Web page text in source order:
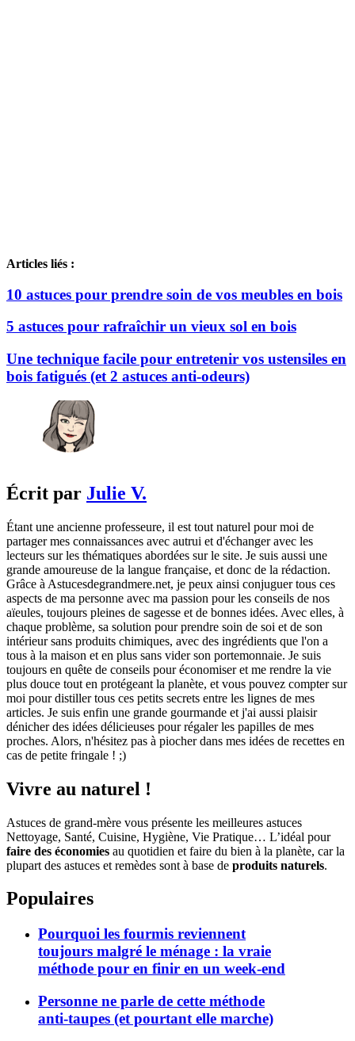
Articles liés :
10 astuces pour prendre soin de vos meubles en bois
5 astuces pour rafraîchir un vieux sol en bois
Une technique facile pour entretenir vos ustensiles en
bois fatigués (et 2 astuces anti-odeurs)
Écrit par Julie V.
Étant une ancienne professeure, il est tout naturel pour moi de
partager mes connaissances avec autrui et d'échanger avec les
lecteurs sur les thématiques abordées sur le site. Je suis aussi une
grande amoureuse de la langue française, et donc de la rédaction.
Grâce à Astucesdegrandmere.net, je peux ainsi conjuguer tous ces
aspects de ma personne avec ma passion pour les conseils de nos
aïeules, toujours pleines de sagesse et de bonnes idées. Avec elles, à
chaque problème, sa solution pour prendre soin de soi et de son
intérieur sans produits chimiques, avec des ingrédients que l'on a
tous à la maison et en plus sans vider son portemonnaie. Je suis
toujours en quête de conseils pour économiser et me rendre la vie
plus douce tout en protégeant la planète, et vous pouvez compter sur
moi pour distiller tous ces petits secrets entre les lignes de mes
articles. Je suis enfin une grande gourmande et j'ai aussi plaisir
dénicher des idées délicieuses pour régaler les papilles de mes
proches. Alors, n'hésitez pas à piocher dans mes idées de recettes en
cas de petite fringale ! ;)
Vivre au naturel !
Astuces de grand-mère vous présente les meilleures astuces
Nettoyage, Santé, Cuisine, Hygiène, Vie Pratique… L’idéal pour
faire des économies au quotidien et faire du bien à la planète, car la
plupart des astuces et remèdes sont à base de produits naturels.
Populaires
Pourquoi les fourmis reviennent
toujours malgré le ménage : la vraie
méthode pour en finir en un week-end
Personne ne parle de cette méthode
anti-taupes (et pourtant elle marche)